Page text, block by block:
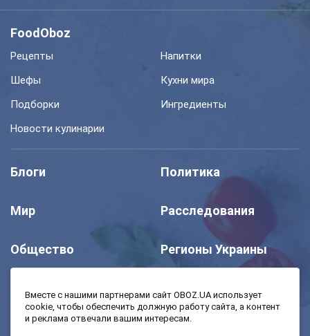
FoodOboz
Рецепты
Напитки
Шефы
Кухни мира
Подборки
Ингредиенты
Новости кулинарии
Блоги Политика
Мир Расследования
Общество Регионы Украины
Шоу Спорт
Моя школа Авто
Вместе с нашими партнерами сайт OBOZ.UA использует
cookie, чтобы обеспечить должную работу сайта, а контент
и реклама отвечали вашим интересам.